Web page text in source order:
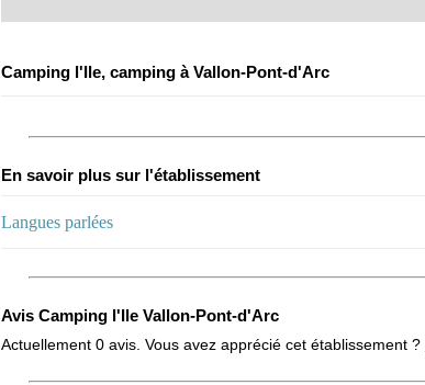
Camping l'Ile, camping à Vallon-Pont-d'Arc
En savoir plus sur l'établissement
Langues parlées
Avis Camping l'Ile Vallon-Pont-d'Arc
Actuellement 0 avis. Vous avez apprécié cet établissement ?